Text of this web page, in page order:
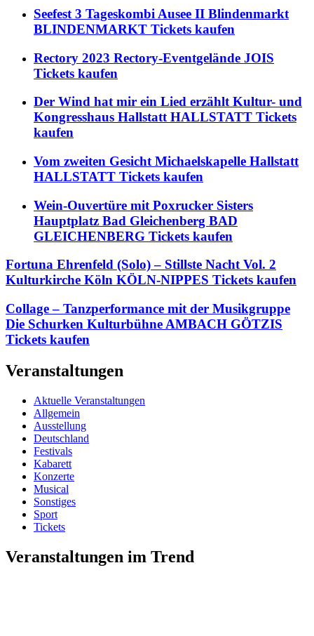
Seefest 3 Tageskombi Ausee II Blindenmarkt
BLINDENMARKT Tickets kaufen
Rectory 2023 Rectory-Eventgelände JOIS
Tickets kaufen
Der Wind hat mir ein Lied erzählt Kultur- und
Kongresshaus Hallstatt HALLSTATT Tickets
kaufen
Vom zweiten Gesicht Michaelskapelle Hallstatt
HALLSTATT Tickets kaufen
Wein-Ouvertüre mit Poxrucker Sisters
Hauptplatz Bad Gleichenberg BAD
GLEICHENBERG Tickets kaufen
Fortuna Ehrenfeld (Solo) – Stillste Nacht Vol. 2
Kulturkirche Köln KÖLN-NIPPES Tickets kaufen
Collage – Tanzperformance mit der Musikgruppe
Die Schurken Kulturbühne AMBACH GÖTZIS
Tickets kaufen
Veranstaltungen
Aktuelle Veranstaltungen
Allgemein
Ausstellung
Deutschland
Festivals
Kabarett
Konzerte
Musical
Sonstiges
Sport
Tickets
Veranstaltungen im Trend